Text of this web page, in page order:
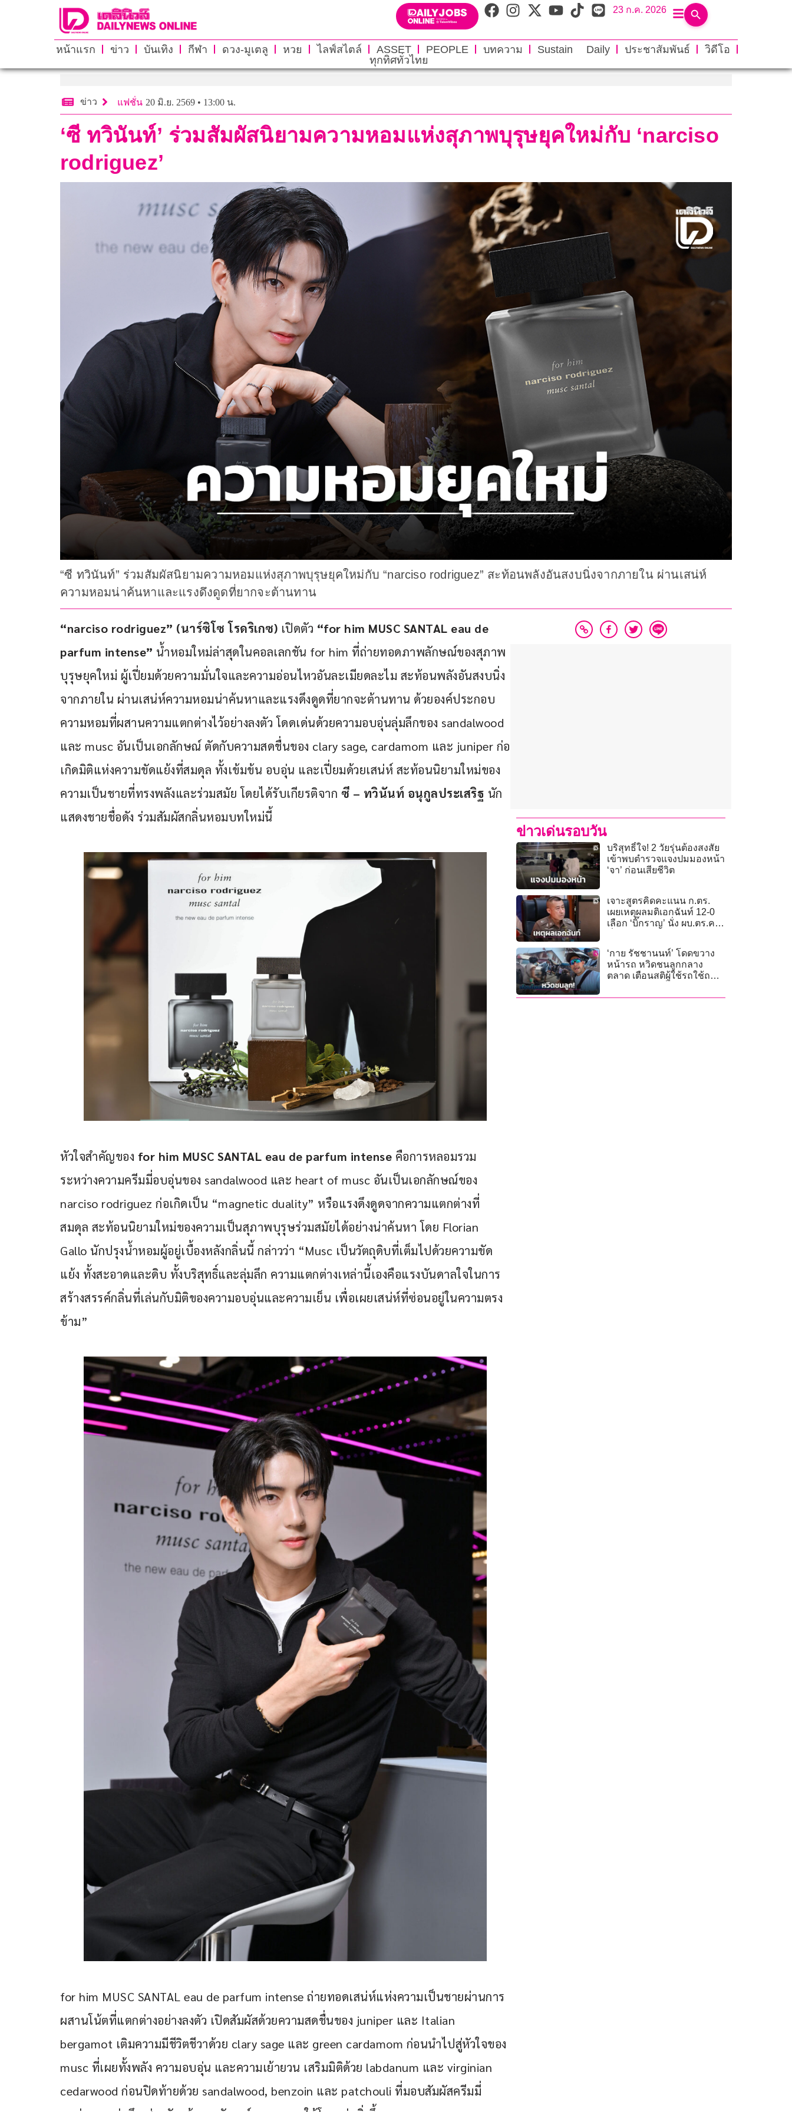
23 ก.ค. 2026
หน้าแรก ข่าว บันเทิง กีฬา ดวง-มูเตลู หวย ไลฟ์สไตล์ ASSET PEOPLE บทความ Sustain Daily ประชาสัมพันธ์
วิดีโอ
ทุกทิศทั่วไทย
ข่าว แฟชั่น 20 มิ.ย. 2569 • 13:00 น.
‘ซี ทวินันท์’ ร่วมสัมผัสนิยามความหอมแห่งสุภาพบุรุษยุคใหม่กับ ‘narciso
rodriguez’
“ซี ทวินันท์” ร่วมสัมผัสนิยามความหอมแห่งสุภาพบุรุษยุคใหม่กับ “narciso rodriguez” สะท้อนพลังอันสงบนิ่งจากภายใน ผ่านเสน่ห์
ความหอมน่าค้นหาและแรงดึงดูดที่ยากจะต้านทาน
“narciso rodriguez” (นาร์ซิโซ โรดริเกซ) เปิดตัว “for him MUSC SANTAL eau de
parfum intense” น้ำหอมใหม่ล่าสุดในคอลเลกชัน for him ที่ถ่ายทอดภาพลักษณ์ของสุภาพ
บุรุษยุคใหม่ ผู้เปี่ยมด้วยความมั่นใจและความอ่อนไหวอันละเมียดละไม สะท้อนพลังอันสงบนิ่ง
จากภายใน ผ่านเสน่ห์ความหอมน่าค้นหาและแรงดึงดูดที่ยากจะต้านทาน ด้วยองค์ประกอบ
ความหอมที่ผสานความแตกต่างไว้อย่างลงตัว โดดเด่นด้วยความอบอุ่นลุ่มลึกของ sandalwood
และ musc อันเป็นเอกลักษณ์ ตัดกับความสดชื่นของ clary sage, cardamom และ juniper ก่อ
เกิดมิติแห่งความขัดแย้งที่สมดุล ทั้งเข้มข้น อบอุ่น และเปี่ยมด้วยเสน่ห์ สะท้อนนิยามใหม่ของ
ความเป็นชายที่ทรงพลังและร่วมสมัย โดยได้รับเกียรติจาก ซี – ทวินันท์ อนุกูลประเสริฐ นัก
แสดงชายชื่อดัง ร่วมสัมผัสกลิ่นหอมบทใหม่นี้
หัวใจสำคัญของ for him MUSC SANTAL eau de parfum intense คือการหลอมรวม
ระหว่างความครีมมี่อบอุ่นของ sandalwood และ heart of musc อันเป็นเอกลักษณ์ของ
narciso rodriguez ก่อเกิดเป็น “magnetic duality” หรือแรงดึงดูดจากความแตกต่างที่
สมดุล สะท้อนนิยามใหม่ของความเป็นสุภาพบุรุษร่วมสมัยได้อย่างน่าค้นหา โดย Florian
Gallo นักปรุงน้ำหอมผู้อยู่เบื้องหลังกลิ่นนี้ กล่าวว่า “Musc เป็นวัตถุดิบที่เต็มไปด้วยความขัด
แย้ง ทั้งสะอาดและดิบ ทั้งบริสุทธิ์และลุ่มลึก ความแตกต่างเหล่านี้เองคือแรงบันดาลใจในการ
สร้างสรรค์กลิ่นที่เล่นกับมิติของความอบอุ่นและความเย็น เพื่อเผยเสน่ห์ที่ซ่อนอยู่ในความตรง
ข้าม”
for him MUSC SANTAL eau de parfum intense ถ่ายทอดเสน่ห์แห่งความเป็นชายผ่านการ
ผสานโน้ตที่แตกต่างอย่างลงตัว เปิดสัมผัสด้วยความสดชื่นของ juniper และ Italian
bergamot เติมความมีชีวิตชีวาด้วย clary sage และ green cardamom ก่อนนำไปสู่หัวใจของ
musc ที่เผยทั้งพลัง ความอบอุ่น และความเย้ายวน เสริมมิติด้วย labdanum และ virginian
cedarwood ก่อนปิดท้ายด้วย sandalwood, benzoin และ patchouli ที่มอบสัมผัสครีมมี่
ข่าวเด่นรอบวัน
บริสุทธิ์ใจ! 2 วัยรุ่นต้องสงสัย
เข้าพบตำรวจแจงปมมองหน้า
‘จา’ ก่อนเสียชีวิต
เจาะสูตรคิดคะแนน ก.ตร.
เผยเหตุผลมติเอกฉันท์ 12-0
เลือก ‘บิ๊กราญ’ นั่ง ผบ.ตร.คน
‘กาย รัชชานนท์’ โดดขวาง
หน้ารถ หวิดชนลูกกลาง
ตลาด เตือนสติผู้ใช้รถใช้ถนน